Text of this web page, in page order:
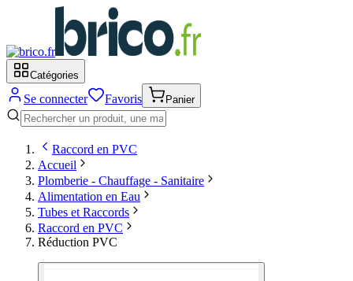
Catégories
Se connecter Favoris Panier
Raccord en PVC
Accueil
Plomberie - Chauffage - Sanitaire
Alimentation en Eau
Tubes et Raccords
Raccord en PVC
Réduction PVC